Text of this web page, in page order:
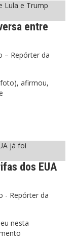
entre
– Repórter da
afirmou,
dos EUA
- Repórter da
nesta